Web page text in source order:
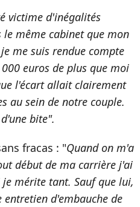
victime d'inégalités
le même cabinet que mon
me suis rendue compte
euros de plus que moi
l'écart allait clairement
au sein de notre couple.
bite".
fracas : "Quand on m'a
début de ma carrière j'ai
mérite tant. Sauf que lui,
d'embauche de